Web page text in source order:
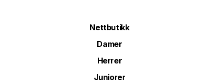
Nettbutikk
Damer
Herrer
Juniorer